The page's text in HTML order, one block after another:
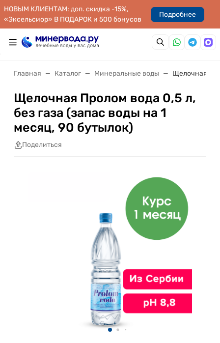
НОВЫМ КЛИЕНТАМ: доп. скидка -15%,
«Эксельсиор» В ПОДАРОК и 500 бонусов
Подробнее
Главная Каталог Минеральные воды Щелочная
Щелочная Пролом вода 0,5 л,
без газа (запас воды на 1
месяц, 90 бутылок)
Поделиться